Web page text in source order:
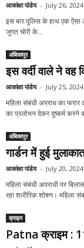
आकांक्षा पांडेय - July 26, 2024
इस बार पुलिस के हाथ एक
जुगत चोरी के...
अंबिकापुर
इस वर्दी वाले ने वह
आकांक्षा पांडेय - July 25, 2024
महिला संबंधी अपराध का
का प्रलोभन देकर दुष्कर्म करने
अंबिकापुर
गार्डन में हुई
आकांक्षा पांडेय - July 20, 2024
महिला संबंधी अपराधी पर
रहा शारीरिक शोषण। महिला
क्राइम
Patna क्राइम :